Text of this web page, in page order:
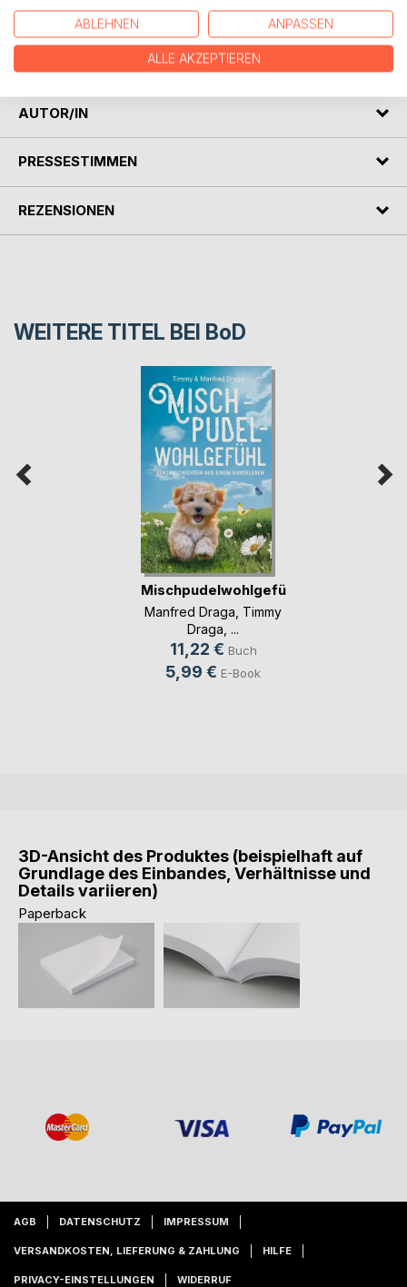
lieben. Kurzgeschichten mit viel Herz, feinem Humor und
purem Lebensgefühl, genau das, was wir in stürmischen
AUTOR/IN
PRESSESTIMMEN
REZENSIONEN
WEITERE TITEL BEI BoD
Mischpudelwohlgefühl
Manfred Draga Timmy
Draga , ...
11,22 € Buch
5,99 € E-Book
3D-Ansicht des Produktes (beispielhaft auf
Grundlage des Einbandes, Verhältnisse und
Details variieren)
Paperback
AGB DATENSCHUTZ IMPRESSUM
VERSANDKOSTEN, LIEFERUNG & ZAHLUNG HILFE
PRIVACY-EINSTELLUNGEN WIDERRUF
ABLEHNEN ANPASSEN
ALLE AKZEPTIEREN